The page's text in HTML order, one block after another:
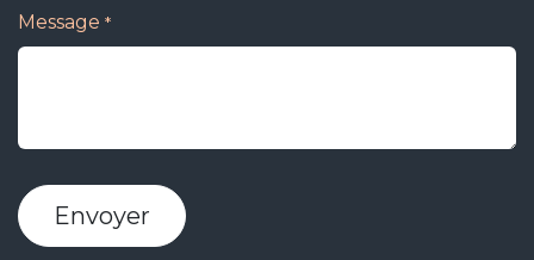
Message *
Envoyer